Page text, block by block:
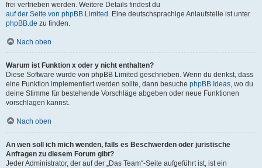
frei vertrieben werden. Weitere Details findest du
auf der Seite von phpBB Limited . Eine deutschsprachige Anlaufstelle ist unter
phpBB.de zu finden.
Nach oben
Warum ist Funktion x oder y nicht enthalten?
Diese Software wurde von phpBB Limited geschrieben. Wenn du denkst, dass
eine Funktion implementiert werden sollte, dann besuche phpBB Ideas, wo du
deine Stimme für bestehende Vorschläge abgeben oder neue Funktionen
vorschlagen kannst.
Nach oben
An wen soll ich mich wenden, falls es Beschwerden oder juristische
Anfragen zu diesem Forum gibt?
Jeder Administrator, der auf der „Das Team“-Seite aufgeführt ist, ist ein